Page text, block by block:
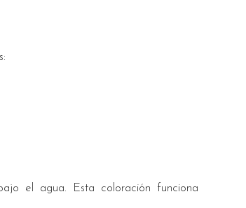
el agua. Esta coloración funciona